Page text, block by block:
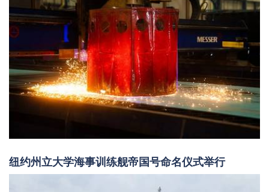
纽约州立大学海事训练舰帝国号命名仪式举行